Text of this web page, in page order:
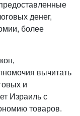
денег,
более
вычитать
и
Израиль с
товаров.